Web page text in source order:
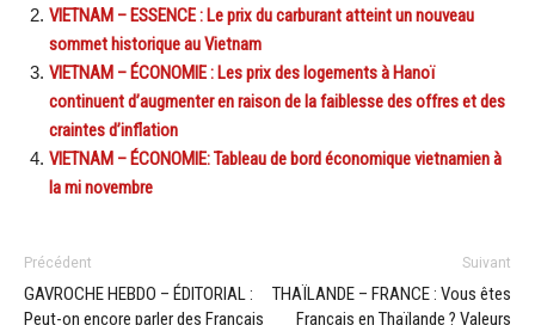
VIETNAM – ESSENCE : Le prix du carburant atteint un nouveau
sommet historique au Vietnam
VIETNAM – ÉCONOMIE : Les prix des logements à Hanoï
continuent d’augmenter en raison de la faiblesse des offres et des
craintes d’inflation
VIETNAM – ÉCONOMIE: Tableau de bord économique vietnamien à
la mi novembre
Précédent
GAVROCHE HEBDO – ÉDITORIAL :
Peut-on encore parler des Français
Suivant
THAÏLANDE – FRANCE : Vous êtes
Français en Thaïlande ? Valeurs